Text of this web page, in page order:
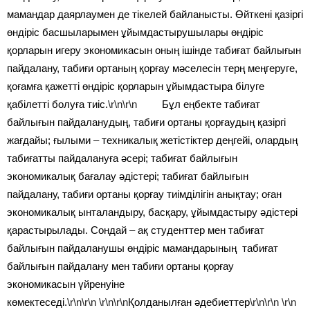
мамандар даярлаумен де тікелей байланысты. Өйткені қазіргі
өндіріс басшыларымен ұйымдастырушылары өндіріс
қорларын игеру экономикасын оның ішінде табиғат байлығын
пайдалану, табиғи ортаның қорғау мәселесін терң меңгеруге,
қоғамға қажетті өндіріс қорларын ұйымдастыра білуге
қабілетті болуға тиіс.\r\n\r\n Бұл еңбекте табиғат
байлығын пайдаланудың, табиғи ортаны қорғаудың қазіргі
жағдайы; ғылыми – техникалық жетістіктер деңгейі, олардың
табиғатты пайдалануға әсері; табиғат байлығын
экономикалық бағалау әдістері; табиғат байлығын
пайдалану, табиғи ортаны қорғау тиімділігін анықтау; оған
экономикалық ынталандыру, басқару, ұйымдастыру әдістері
қарастырылады. Сондай – ақ студенттер мен табиғат
байлығын пайдаланушы өндіріс мамандарының табиғат
байлығын пайдалану мен табиғи ортаны қорғау
экономикасын үйренуіне
көмектеседі.\r\n\r\n \r\n\r\nҚолданылған әдебиеттер\r\n\r\n \r\n